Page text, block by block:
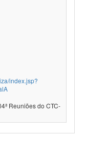
index.jsp?
Reuniões do CTC-